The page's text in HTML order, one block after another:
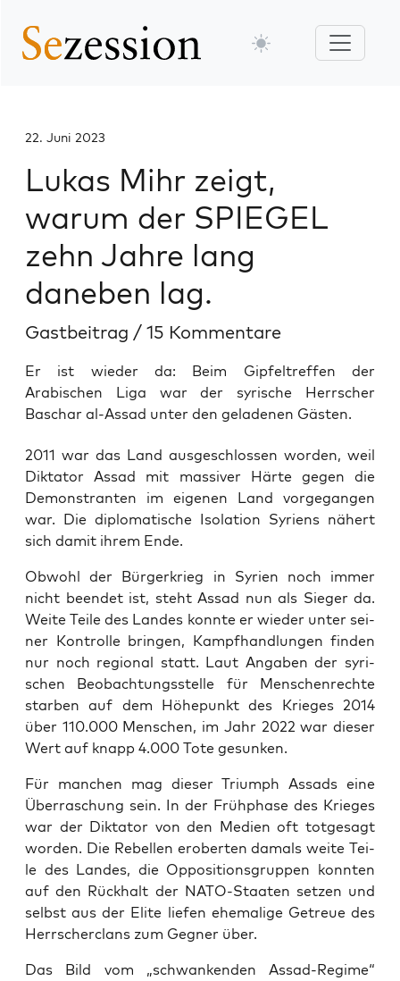
22. Juni 2023
Lukas Mihr zeigt,
warum der SPIEGEL
zehn Jahre lang
daneben lag.
Gastbeitrag / 15 Kommentare
Er ist wieder da: Beim Gipfeltreffen der
Arabischen Liga war der syrische Herrscher
Baschar al-Assad unter den geladenen Gästen.
2011 war das Land aus­ge­schlos­sen wor­den, weil
Dik­ta­tor Assad mit mas­si­ver Här­te gegen die
Demons­tran­ten im eige­nen Land vor­ge­gan­gen
war. Die diplo­ma­ti­sche Iso­la­ti­on Syri­ens nähert
sich damit ihrem Ende.
Obwohl der Bür­ger­krieg in Syri­en noch immer
nicht been­det ist, steht Assad nun als Sie­ger da.
Wei­te Tei­le des Lan­des konn­te er wie­der unter sei­
ner Kon­trol­le brin­gen, Kampf­hand­lun­gen fin­den
nur noch regio­nal statt. Laut Anga­ben der syri­
schen Beob­ach­tungs­stel­le für Men­schen­rech­te
star­ben auf dem Höhe­punkt des Krie­ges 2014
über 110.000 Men­schen, im Jahr 2022 war die­ser
Wert auf knapp 4.000 Tote gesunken.
Für man­chen mag die­ser Tri­umph Assads eine
Über­ra­schung sein. In der Früh­pha­se des Krie­ges
war der Dik­ta­tor von den Medi­en oft tot­ge­sagt
wor­den. Die Rebel­len erober­ten damals wei­te Tei­
le des Lan­des, die Oppo­si­ti­ons­grup­pen konn­ten
auf den Rück­halt der NATO-Staa­ten set­zen und
selbst aus der Eli­te lie­fen ehe­ma­li­ge Getreue des
Herr­scher­clans zum Geg­ner über.
Das Bild vom „schwan­ken­den Assad-Regime“